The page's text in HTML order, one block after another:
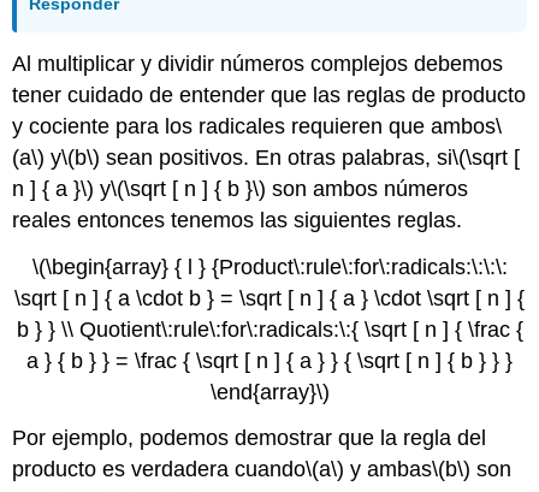
Al multiplicar y dividir números complejos debemos
tener cuidado de entender que las reglas de producto
y cociente para los radicales requieren que ambos\
(a\) y\(b\) sean positivos. En otras palabras, si\(\sqrt [
n ] { a }\) y\(\sqrt [ n ] { b }\) son ambos números
reales entonces tenemos las siguientes reglas.
\(\begin{array} { l } {Product\:rule\:for\:radicals:\:\:\:
\sqrt [ n ] { a \cdot b } = \sqrt [ n ] { a } \cdot \sqrt [ n ] {
b } } \\ Quotient\:rule\:for\:radicals:\:{ \sqrt [ n ] { \frac {
a } { b } } = \frac { \sqrt [ n ] { a } } { \sqrt [ n ] { b } } }
\end{array}\)
Por ejemplo, podemos demostrar que la regla del
producto es verdadera cuando\(a\) y ambas\(b\) son